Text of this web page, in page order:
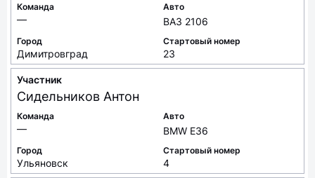
Команда
—
Авто
ВАЗ 2106
Город
Димитровград
Стартовый номер
23
Участник
Сидельников Антон
Команда
—
Авто
BMW E36
Город
Ульяновск
Стартовый номер
4